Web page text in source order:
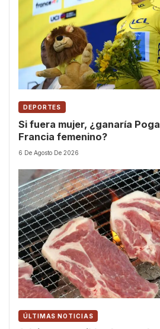
DEPORTES
Si fuera mujer, ¿ganaría
Francia femenino?
6 De Agosto De 2026
ÚLTIMAS NOTICIAS